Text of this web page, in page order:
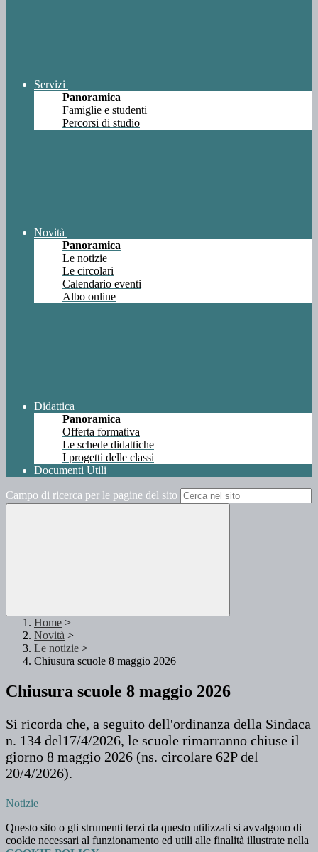
Servizi
Panoramica
Famiglie e studenti
Percorsi di studio
Novità
Panoramica
Le notizie
Le circolari
Calendario eventi
Albo online
Didattica
Panoramica
Offerta formativa
Le schede didattiche
I progetti delle classi
Documenti Utili
Campo di ricerca per le pagine del sito
Home >
Novità >
Le notizie >
Chiusura scuole 8 maggio 2026
Chiusura scuole 8 maggio 2026
Si ricorda che, a seguito dell'ordinanza della Sindaca
n. 134 del17/4/2026, le scuole rimarranno chiuse il
giorno 8 maggio 2026 (ns. circolare 62P del
20/4/2026).
Notizie
Questo sito o gli strumenti terzi da questo utilizzati si avvalgono di
cookie necessari al funzionamento ed utili alle finalità illustrate nella